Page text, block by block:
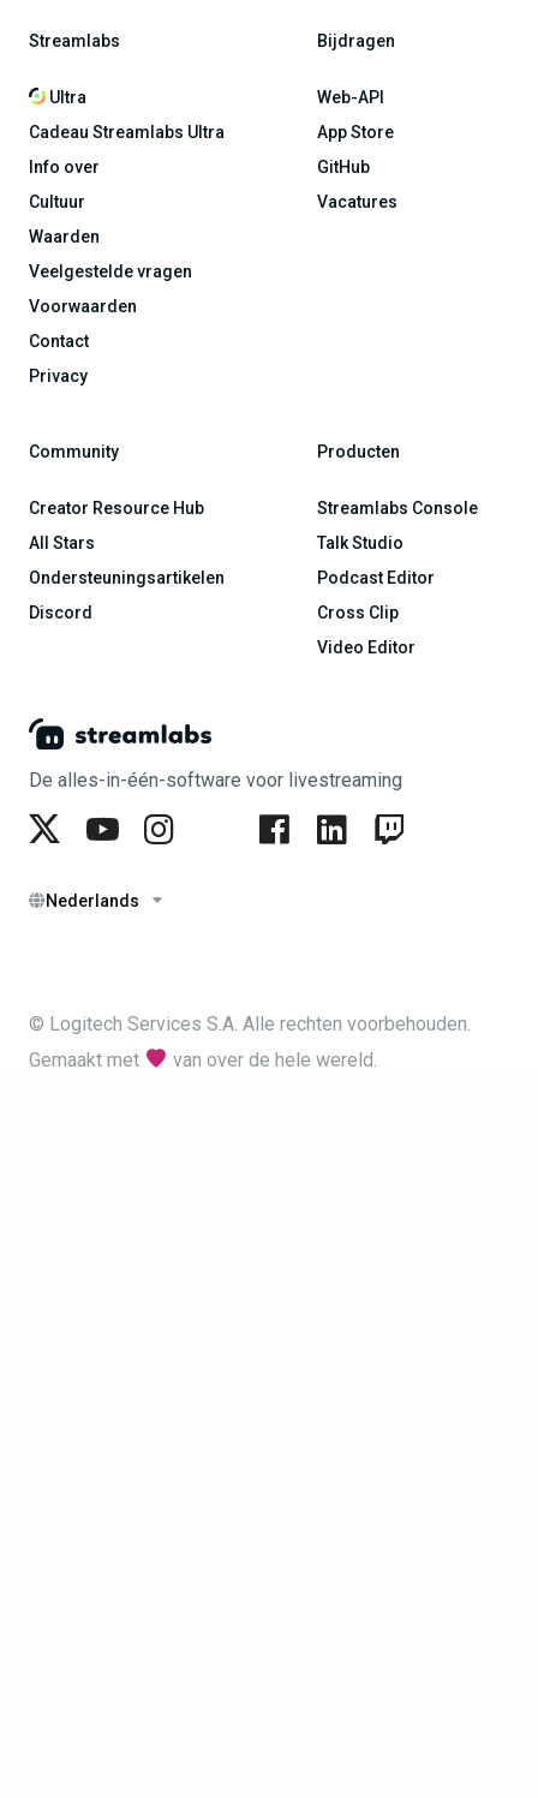
De alles-in-één-software voor livestreaming
Nederlands
Streamlabs
Ultra
Cadeau Streamlabs Ultra
Info over
Cultuur
Waarden
Veelgestelde vragen
Voorwaarden
Contact
Privacy
Bijdragen
Web-API
App Store
GitHub
Vacatures
Community
Creator Resource Hub
All Stars
Ondersteuningsartikelen
Discord
Producten
Streamlabs Console
Talk Studio
Podcast Editor
Cross Clip
Video Editor
© Logitech Services S.A. Alle rechten voorbehouden.
Gemaakt met
van over de hele wereld.